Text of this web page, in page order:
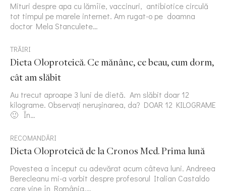
Mituri despre apa cu lămîie, vaccinuri, antibiotice circulă
tot timpul pe marele internet. Am rugat-o pe doamna
doctor Mela Stanculete…
TRĂIRI
Dieta Oloproteică. Ce mănânc, ce beau, cum dorm,
cât am slăbit
Au trecut aproape 3 luni de dietă. Am slăbit doar 12
kilograme. Observați nerușinarea, da? DOAR 12 KILOGRAME
🙂 În…
RECOMANDĂRI
Dieta Oloproteică de la Cronos Med. Prima lună
Povestea a început cu adevărat acum câteva luni. Andreea
Berecleanu mi-a vorbit despre profesorul Italian Castaldo
care vine în România,…